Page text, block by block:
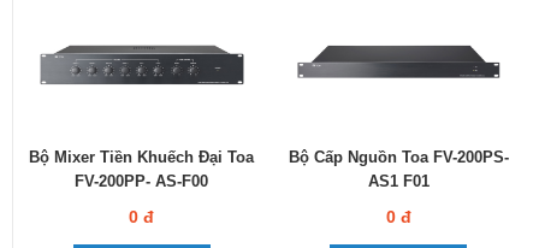
Bộ Mixer Tiền Khuếch Đại Toa
FV-200PP- AS-F00
0 đ
Bộ Cấp Nguồn Toa FV-200PS-
AS1 F01
0 đ